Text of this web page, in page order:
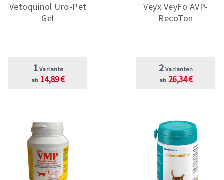
Vetoquinol Uro-Pet
Gel
1 Variante
ab 14,89 €
Veyx VeyFo AVP-
RecoTon
2 Varianten
ab 26,34 €